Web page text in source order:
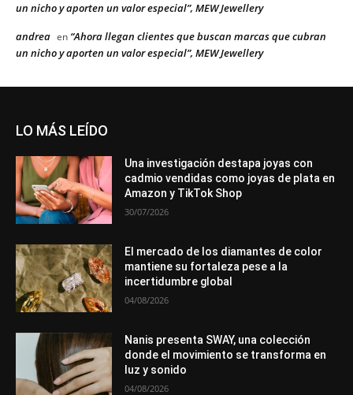
un nicho y aporten un valor especial”, MEW Jewellery
andrea en “Ahora llegan clientes que buscan marcas que cubran
un nicho y aporten un valor especial”, MEW Jewellery
LO MÁS LEÍDO
Una investigación destapa joyas con
cadmio vendidas como joyas de plata en
Amazon y TikTok Shop
30/07/2026
El mercado de los diamantes de color
mantiene su fortaleza pese a la
incertidumbre global
04/08/2026
Nanis presenta SWAY, una colección
donde el movimiento se transforma en
luz y sonido
04/08/2026